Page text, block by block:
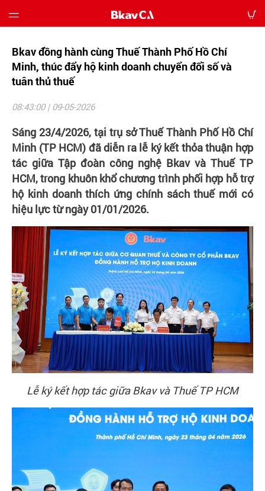
Giới
thiệu
giá
Hướng
dẫn
Tin
tức
Tải
về
Liên
hệ
Tra
cứu
chứng
thư
số
Bkav đồng hành cùng Thuế Thành Phố Hồ Chí
Minh, thúc đẩy hộ kinh doanh chuyển đổi số và
tuân thủ thuế
08:43:00 | 09-05-2026
Sáng 23/4/2026, tại trụ sở Thuế Thành Phố Hồ Chí
Minh (TP HCM) đã diễn ra lễ ký kết thỏa thuận hợp
tác giữa Tập đoàn công nghệ Bkav và Thuế TP
HCM, trong khuôn khổ chương trình phối hợp hỗ trợ
hộ kinh doanh thích ứng chính sách thuế mới có
hiệu lực từ ngày 01/01/2026.
Lễ ký kết hợp tác giữa Bkav và Thuế TP HCM